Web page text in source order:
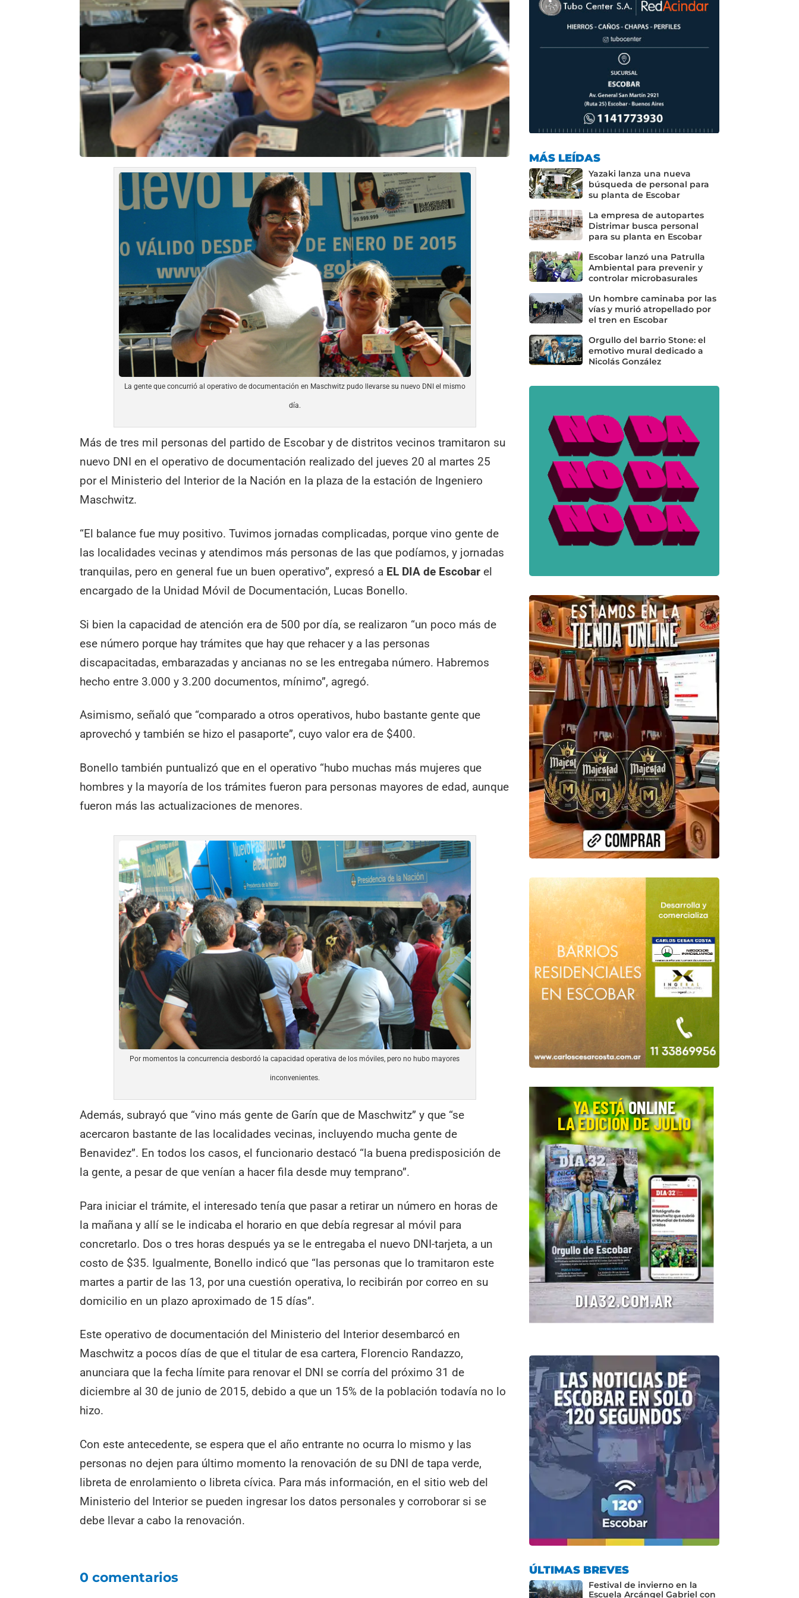
La gente que concurrió al operativo de documentación en Maschwitz pudo llevarse su nuevo DNI el mismo
día.
Más de tres mil personas del partido de Escobar y de distritos vecinos tramitaron su
nuevo DNI en el operativo de documentación realizado del jueves 20 al martes 25
por el Ministerio del Interior de la Nación en la plaza de la estación de Ingeniero
Maschwitz.
“El balance fue muy positivo. Tuvimos jornadas complicadas, porque vino gente de
las localidades vecinas y atendimos más personas de las que podíamos, y jornadas
tranquilas, pero en general fue un buen operativo”, expresó a EL DIA de Escobar el
encargado de la Unidad Móvil de Documentación, Lucas Bonello.
Si bien la capacidad de atención era de 500 por día, se realizaron “un poco más de
ese número porque hay trámites que hay que rehacer y a las personas
discapacitadas, embarazadas y ancianas no se les entregaba número. Habremos
hecho entre 3.000 y 3.200 documentos, mínimo”, agregó.
Asimismo, señaló que “comparado a otros operativos, hubo bastante gente que
aprovechó y también se hizo el pasaporte”, cuyo valor era de $400.
Bonello también puntualizó que en el operativo “hubo muchas más mujeres que
hombres y la mayoría de los trámites fueron para personas mayores de edad, aunque
fueron más las actualizaciones de menores.
Por momentos la concurrencia desbordó la capacidad operativa de los móviles, pero no hubo mayores
inconvenientes.
Además, subrayó que “vino más gente de Garín que de Maschwitz” y que “se
acercaron bastante de las localidades vecinas, incluyendo mucha gente de
Benavidez”. En todos los casos, el funcionario destacó “la buena predisposición de
la gente, a pesar de que venían a hacer fila desde muy temprano”.
Para iniciar el trámite, el interesado tenía que pasar a retirar un número en horas de
la mañana y allí se le indicaba el horario en que debía regresar al móvil para
concretarlo. Dos o tres horas después ya se le entregaba el nuevo DNI-tarjeta, a un
costo de $35. Igualmente, Bonello indicó que “las personas que lo tramitaron este
martes a partir de las 13, por una cuestión operativa, lo recibirán por correo en su
domicilio en un plazo aproximado de 15 días”.
Este operativo de documentación del Ministerio del Interior desembarcó en
Maschwitz a pocos días de que el titular de esa cartera, Florencio Randazzo,
anunciara que la fecha límite para renovar el DNI se corría del próximo 31 de
diciembre al 30 de junio de 2015, debido a que un 15% de la población todavía no lo
hizo.
Con este antecedente, se espera que el año entrante no ocurra lo mismo y las
personas no dejen para último momento la renovación de su DNI de tapa verde,
libreta de enrolamiento o libreta cívica. Para más información, en el sitio web del
Ministerio del Interior se pueden ingresar los datos personales y corroborar si se
debe llevar a cabo la renovación.
0 comentarios
MÁS LEÍDAS
Yazaki lanza una nueva
búsqueda de personal para
su planta de Escobar
La empresa de autopartes
Distrimar busca personal
para su planta en Escobar
Escobar lanzó una Patrulla
Ambiental para prevenir y
controlar microbasurales
Un hombre caminaba por las
vías y murió atropellado por
el tren en Escobar
Orgullo del barrio Stone: el
emotivo mural dedicado a
Nicolás González
ÚLTIMAS BREVES
Festival de invierno en la
Escuela Arcángel Gabriel con